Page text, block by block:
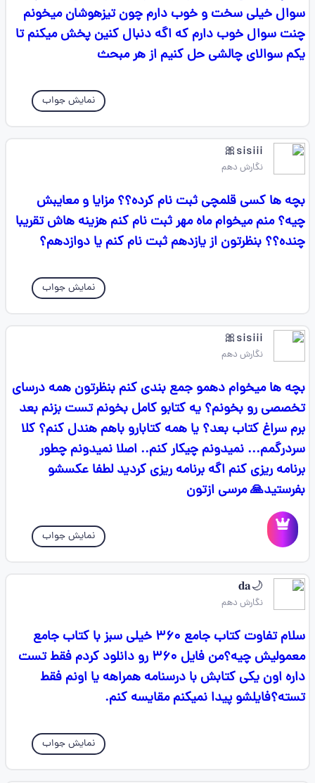
سوال خیلی سخت و خوب دارم چون تیزهوشان میخونم
چنت سوال خوب دارم که اگه دنبال کنین پخش میکنم تا
یکم سوالای چالشی حل کنیم از هر مبحث
نمایش جواب
sisiii🎀
نگارش دهم
بچه ها کسی قلمچی ثبت نام کرده؟؟ مزایا و معایبش
چیه؟ منم میخوام ماه مهر ثبت نام کنم هزینه هاش تقریبا
چنده؟؟ بنظرتون از یازدهم ثبت نام کنم یا دوازدهم؟
نمایش جواب
sisiii🎀
نگارش دهم
بچه ها میخوام دهمو جمع بندی کنم بنظرتون همه درسای
تخصصی رو بخونم؟ یه کتابو کامل بخونم تست بزنم بعد
برم سراغ کتاب بعد؟ یا همه کتابارو باهم هندل کنم؟ کلا
سردرگمم... نمیدونم چیکار کنم.. اصلا نمیدونم چطور
برنامه ریزی کنم اگه برنامه ریزی کردید لطفا عکسشو
بفرستید🙏 مرسی ازتون
نمایش جواب
🌙𝐝𝐚
نگارش دهم
سلام تفاوت کتاب جامع ۳۶۰ خیلی سبز با کتاب جامع
معمولیش چیه؟من فایل ۳۶۰ رو دانلود کردم فقط تست
داره اون یکی کتابش با درسنامه همراهه یا اونم فقط
تسته؟فایلشو پیدا نمیکنم مقایسه کنم.
نمایش جواب